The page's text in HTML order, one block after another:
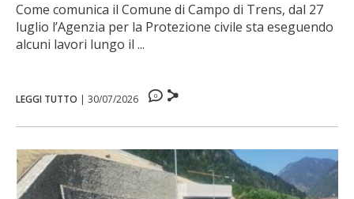
Come comunica il Comune di Campo di Trens, dal 27
luglio l’Agenzia per la Protezione civile sta eseguendo
alcuni lavori lungo il ...
LEGGI TUTTO |30/07/2026 0